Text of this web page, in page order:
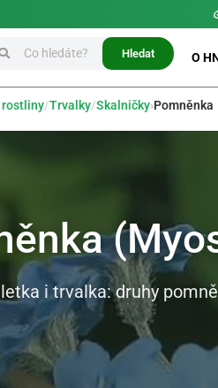
Hledat O
rostliny/Trvalky/Skalničky›Pomněnka
i trvalka: druhy